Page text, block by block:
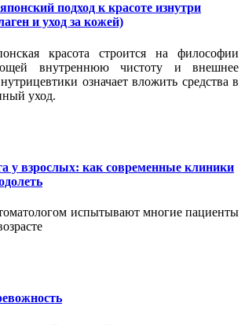
подход к красоте изнутри
и уход за кожей)
красота строится на философии
внутреннюю чистоту и внешнее
означает вложить средства в
уход.
у взрослых: как современные клиники
испытывают многие пациенты